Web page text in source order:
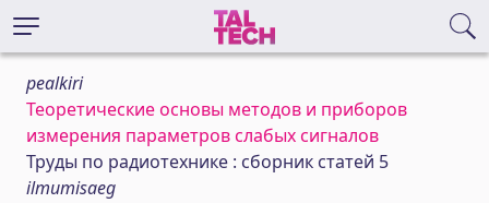
pealkiri
Теоретические основы методов и приборов
измерения параметров слабых сигналов
Труды по радиотехнике : сборник статей 5
ilmumisaeg